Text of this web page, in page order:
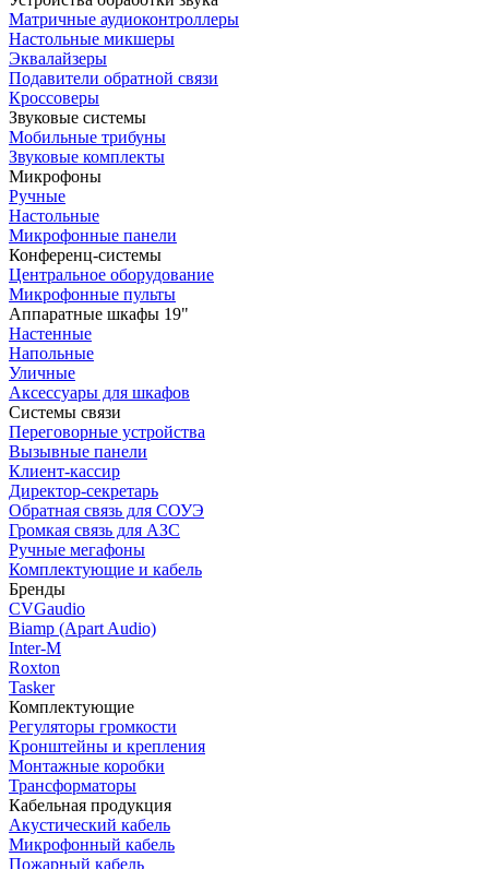
Матричные аудиоконтроллеры
Настольные микшеры
Эквалайзеры
Подавители обратной связи
Кроссоверы
Звуковые системы
Мобильные трибуны
Звуковые комплекты
Микрофоны
Ручные
Настольные
Микрофонные панели
Конференц-системы
Центральное оборудование
Микрофонные пульты
Аппаратные шкафы 19"
Настенные
Напольные
Уличные
Аксессуары для шкафов
Системы связи
Переговорные устройства
Вызывные панели
Клиент-кассир
Директор-секретарь
Обратная связь для СОУЭ
Громкая связь для АЗС
Ручные мегафоны
Комплектующие и кабель
Бренды
CVGaudio
Biamp (Apart Audio)
Inter-M
Roxton
Tasker
Комплектующие
Регуляторы громкости
Кронштейны и крепления
Монтажные коробки
Трансформаторы
Кабельная продукция
Акустический кабель
Микрофонный кабель
Пожарный кабель